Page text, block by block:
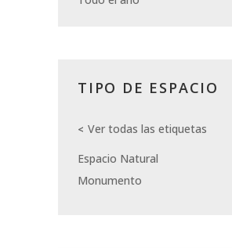
TIPO DE ESPACIO
Ver todas las etiquetas
Espacio Natural
Monumento